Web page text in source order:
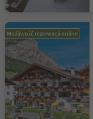
Możliwość rezerwacji online